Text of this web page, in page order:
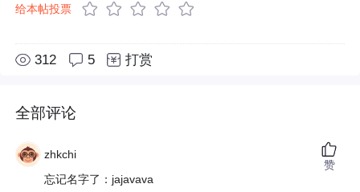
给本帖投票
312 5 打赏
全部评论
zhkchi
忘记名字了：jajavava
赞